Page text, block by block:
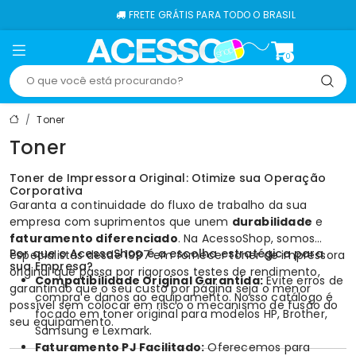
FRETE GRÁTIS PARA TODO O BRASIL
0
Toner
Toner
Toner de Impressora Original: Otimize sua Operação
Corporativa
Garanta a continuidade do fluxo de trabalho da sua
empresa com suprimentos que unem durabilidade e
faturamento diferenciado. Na AcessoShop, somos
especialistas desde 1997 em fornecertoner de impressora
original que passa por rigorosos testes de rendimento,
garantindo que o seu custo por página seja o menor
possível sem colocar em risco o mecanismo de fusão do
seu equipamento.
Por que o AcessoShop é a escolha estratégica para
sua Empresa?
Compatibilidade Original Garantida: Evite erros de
compra e danos ao equipamento. Nosso catálogo é
focado emtoner originalpara modelosHP,Brother,
SamsungeLexmark.
Faturamento PJ Facilitado:Oferecemos para